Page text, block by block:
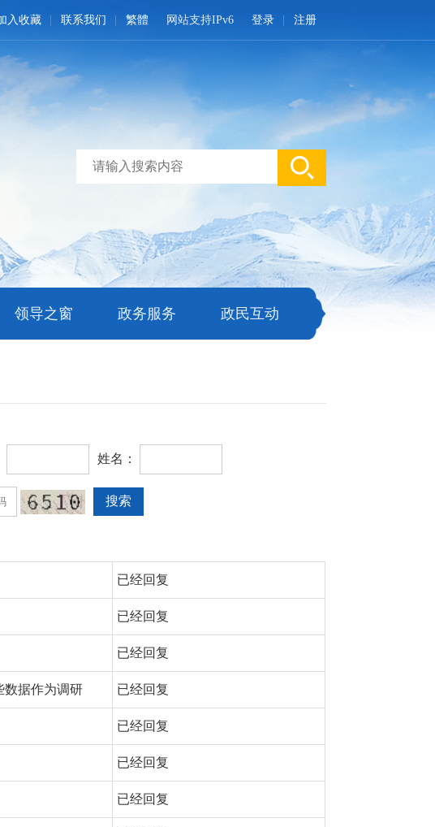
登录 注册
网站支持IPv6
入收藏 联系我们 繁體
领导之窗 政务服务 政民互动
姓名：
已经回复
已经回复
已经回复
数据作为调研 已经回复
已经回复
已经回复
已经回复